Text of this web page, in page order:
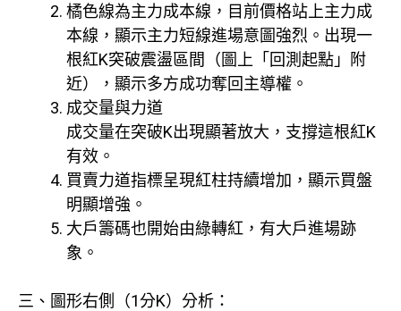
橘色線為主力成本線，目前價格站上主力成
本線，顯示主力短線進場意圖強烈。出現一
根紅K突破震盪區間（圖上「回測起點」附
近），顯示多方成功奪回主導權。
成交量與力道
成交量在突破K出現顯著放大，支撐這根紅K
有效。
買賣力道指標呈現紅柱持續增加，顯示買盤
明顯增強。
大戶籌碼也開始由綠轉紅，有大戶進場跡
象。
三、圖形右側（1分K）分析：